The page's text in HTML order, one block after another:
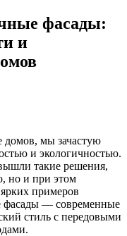
фасады:
и
домов, мы зачастую
и экологичностью.
такие решения,
но и при этом
примеров
фасады — современные
стиль с передовыми